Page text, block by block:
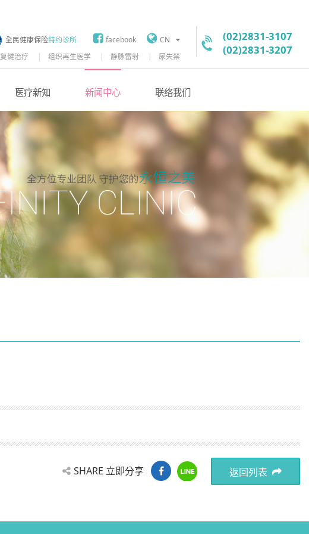
CN
facebook
全民健康保险特约诊所
复健治疗 组织再生医学 静脉雷射 尿失禁
(02)2831-3107
(02)2831-3207
医疗新知 新闻中心 联络我们
返回列表
SHARE 立即分享